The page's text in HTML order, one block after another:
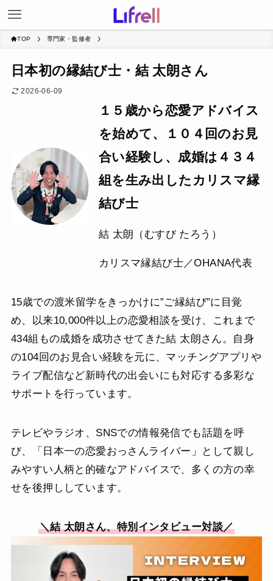
TOP 専門家・監修者
日本初の縁結び士・結 太朗さん
2026-06-09
１５歳から恋愛アドバイス
を始めて、１０４回のお見
合い経験し、成婚は４３４
組を生み出したカリスマ縁
結び士
結 太朗（むすび たろう）
カリスマ縁結び士／OHANA代表
15歳での渡米留学をきっかけに”ご縁結び”に目覚
め、以来10,000件以上の恋愛相談を受け、これまで
434組もの成婚を成功させてきた結 太朗さん。自身
の104回のお見合い経験を元に、マッチングアプリや
ライブ配信など新時代の出会いにも対応する多彩な
サポートを行っています。
テレビやラジオ、SNSでの情報発信でも話題を呼
び、「日本一の恋愛おっさんライバー」として親し
みやすい人柄と的確なアドバイスで、多くの方の幸
せを後押ししています。
＼結 太朗さん、特別インタビュー対談／